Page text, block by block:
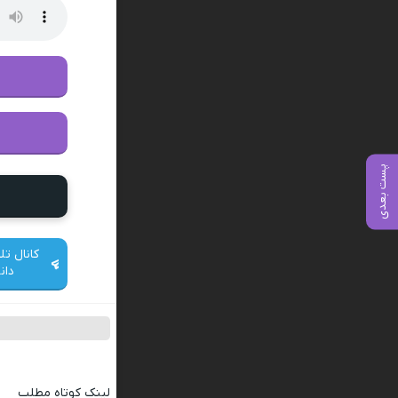
پست بعدی
کانال
لینک کوتاه مطلب